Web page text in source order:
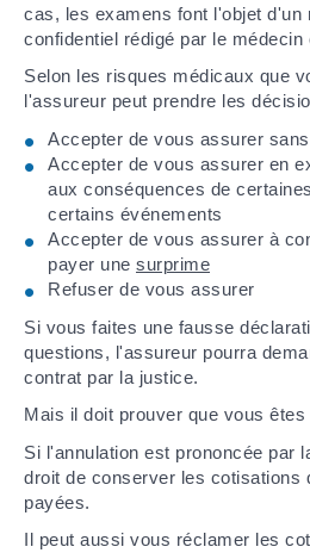
cas, les examens font l'objet d'un
confidentiel rédigé par le
Selon les risques médicaux que
l'assureur peut prendre les
Accepter de vous assurer
Accepter de vous assurer en
aux conséquences de
certains événements
Accepter de vous assurer à
payer une surprime
Refuser de vous assurer
Si vous faites une fausse
questions, l'assureur pourra
contrat par la justice.
Mais il doit prouver que vous
Si l'annulation est prononcée par
droit de conserver les cotisations
payées.
Il peut aussi vous réclamer les